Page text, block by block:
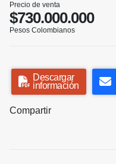
Precio de venta
$730.000.000
Pesos Colombianos
Descargar
información
Compartir